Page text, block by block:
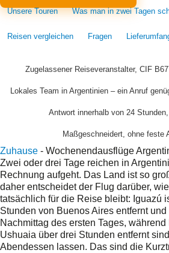
Unsere Touren Was man in zwei Tagen
Reisen vergleichen Fragen
Zugelassener Reiseveranstalter, CIF
Lokales Team in Argentinien – ein Anruf
Antwort innerhalb von 24
Maßgeschneidert, ohne feste
Zuhause - Wochenendausflüge
Zwei oder drei Tage reichen in
Rechnung aufgeht. Das Land ist so
daher entscheidet der Flug darüber,
tatsächlich für die Reise bleibt: Iguazú
Stunden von Buenos Aires entfernt
Nachmittag des ersten Tages,
Ushuaia über drei Stunden entfernt
Abendessen lassen. Das sind die